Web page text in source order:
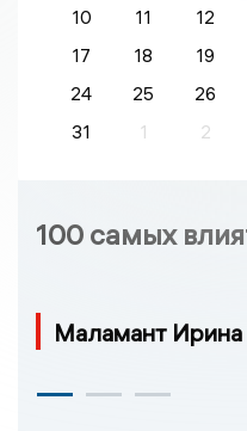
10
11 12
17
18 19
24
25 26
31
1 2
100 самых
Маламант Ирина